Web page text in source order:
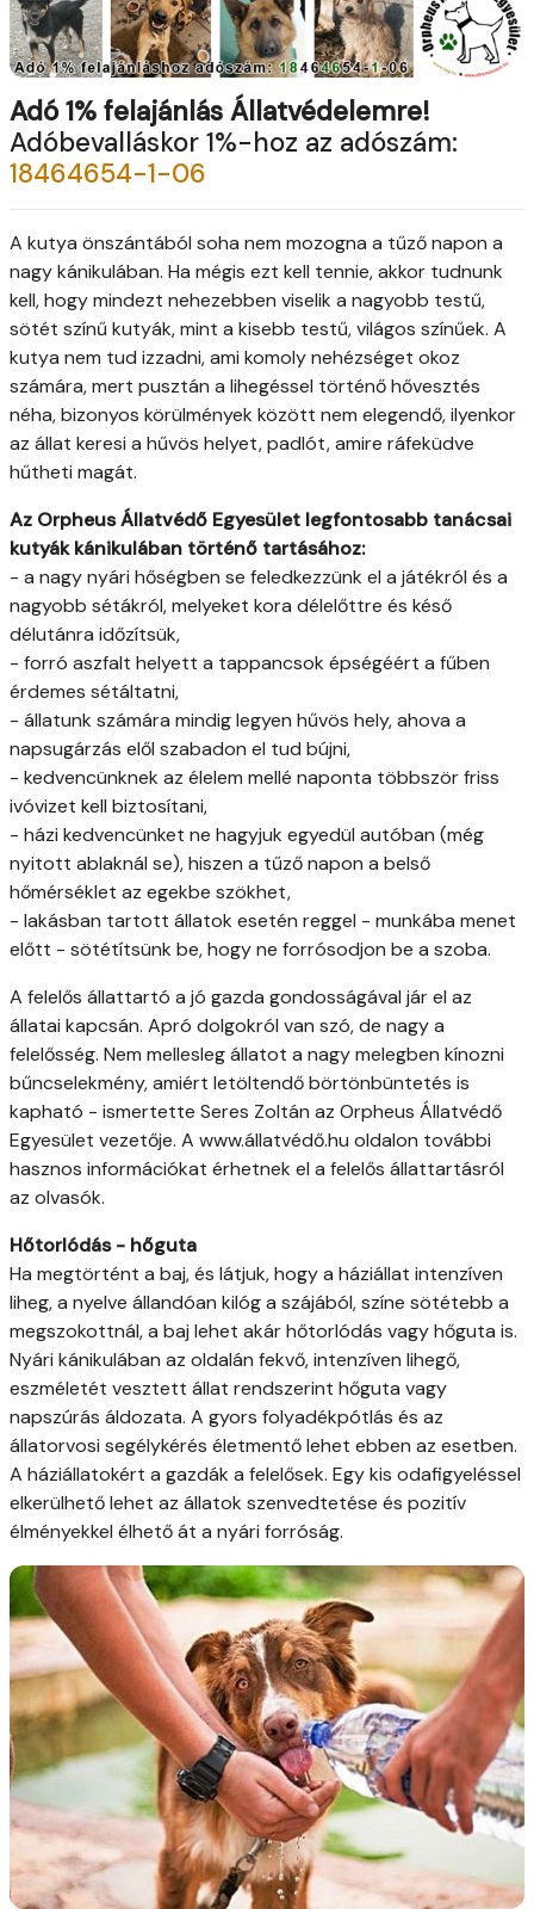
Adó 1% felajánlás Állatvédelemre!
Adóbevalláskor 1%-hoz az adószám:
18464654-1-06
A kutya önszántából soha nem mozogna a tűző napon a
nagy kánikulában. Ha mégis ezt kell tennie, akkor tudnunk
kell, hogy mindezt nehezebben viselik a nagyobb testű,
sötét színű kutyák, mint a kisebb testű, világos színűek. A
kutya nem tud izzadni, ami komoly nehézséget okoz
számára, mert pusztán a lihegéssel történő hővesztés
néha, bizonyos körülmények között nem elegendő, ilyenkor
az állat keresi a hűvös helyet, padlót, amire ráfeküdve
hűtheti magát.
Az Orpheus Állatvédő Egyesület legfontosabb tanácsai
kutyák kánikulában történő tartásához:
- a nagy nyári hőségben se feledkezzünk el a játékról és a
nagyobb sétákról, melyeket kora délelőttre és késő
délutánra időzítsük,
- forró aszfalt helyett a tappancsok épségéért a fűben
érdemes sétáltatni,
- állatunk számára mindig legyen hűvös hely, ahova a
napsugárzás elől szabadon el tud bújni,
- kedvencünknek az élelem mellé naponta többször friss
ivóvizet kell biztosítani,
- házi kedvencünket ne hagyjuk egyedül autóban (még
nyitott ablaknál se), hiszen a tűző napon a belső
hőmérséklet az egekbe szökhet,
- lakásban tartott állatok esetén reggel - munkába menet
előtt - sötétítsünk be, hogy ne forrósodjon be a szoba.
A felelős állattartó a jó gazda gondosságával jár el az
állatai kapcsán. Apró dolgokról van szó, de nagy a
felelősség. Nem mellesleg állatot a nagy melegben kínozni
bűncselekmény, amiért letöltendő börtönbüntetés is
kapható - ismertette Seres Zoltán az Orpheus Állatvédő
Egyesület vezetője. A www.állatvédő.hu oldalon további
hasznos információkat érhetnek el a felelős állattartásról
az olvasók.
Hőtorlódás - hőguta
Ha megtörtént a baj, és látjuk, hogy a háziállat intenzíven
liheg, a nyelve állandóan kilóg a szájából, színe sötétebb a
megszokottnál, a baj lehet akár hőtorlódás vagy hőguta is.
Nyári kánikulában az oldalán fekvő, intenzíven lihegő,
eszméletét vesztett állat rendszerint hőguta vagy
napszúrás áldozata. A gyors folyadékpótlás és az
állatorvosi segélykérés életmentő lehet ebben az esetben.
A háziállatokért a gazdák a felelősek. Egy kis odafigyeléssel
elkerülhető lehet az állatok szenvedtetése és pozitív
élményekkel élhető át a nyári forróság.